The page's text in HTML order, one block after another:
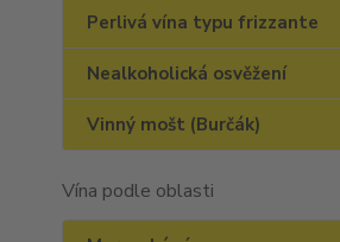
Perlivá vína typu frizzante
Nealkoholická osvěžení
Vinný mošt (Burčák)
Vína podle oblasti